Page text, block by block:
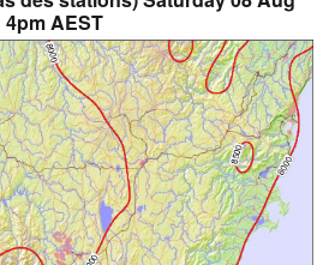
4pm AEST